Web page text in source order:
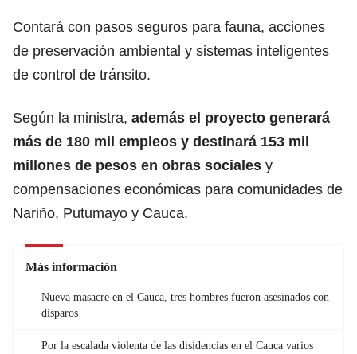
Contará con pasos seguros para fauna, acciones
de preservación ambiental y sistemas inteligentes
de control de tránsito.
Según la ministra, además el proyecto generará
más de 180 mil empleos y destinará 153 mil
millones de pesos en obras sociales y
compensaciones económicas para comunidades de
Nariño, Putumayo y Cauca.
Más información
Nueva masacre en el Cauca, tres hombres fueron asesinados con
disparos
Por la escalada violenta de las disidencias en el Cauca varios